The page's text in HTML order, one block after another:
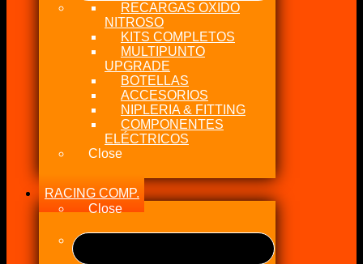
RECARGAS OXIDO
NITROSO
KITS COMPLETOS
MULTIPUNTO
UPGRADE
BOTELLAS
ACCESORIOS
NIPLERIA & FITTING
COMPONENTES
ELÉCTRICOS
Close
RACING COMP.
Close